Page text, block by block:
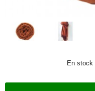
En stock